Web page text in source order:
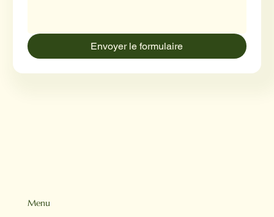
Menu
Envoyer le formulaire